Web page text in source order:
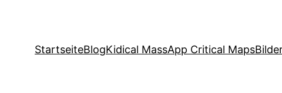
StartseiteBlogKidical MassApp Critical Maps